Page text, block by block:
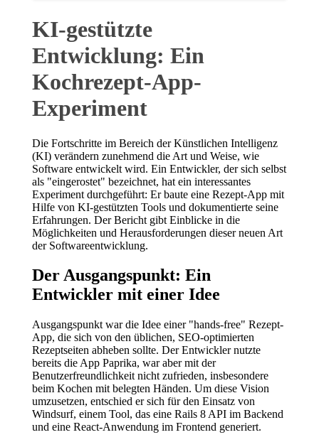
KI-gestützte
Entwicklung: Ein
Kochrezept-App-
Experiment
Die Fortschritte im Bereich der Künstlichen Intelligenz
(KI) verändern zunehmend die Art und Weise, wie
Software entwickelt wird. Ein Entwickler, der sich selbst
als "eingerostet" bezeichnet, hat ein interessantes
Experiment durchgeführt: Er baute eine Rezept-App mit
Hilfe von KI-gestützten Tools und dokumentierte seine
Erfahrungen. Der Bericht gibt Einblicke in die
Möglichkeiten und Herausforderungen dieser neuen Art
der Softwareentwicklung.
Der Ausgangspunkt: Ein
Entwickler mit einer Idee
Ausgangspunkt war die Idee einer "hands-free" Rezept-
App, die sich von den üblichen, SEO-optimierten
Rezeptseiten abheben sollte. Der Entwickler nutzte
bereits die App Paprika, war aber mit der
Benutzerfreundlichkeit nicht zufrieden, insbesondere
beim Kochen mit belegten Händen. Um diese Vision
umzusetzen, entschied er sich für den Einsatz von
Windsurf, einem Tool, das eine Rails 8 API im Backend
und eine React-Anwendung im Frontend generiert.